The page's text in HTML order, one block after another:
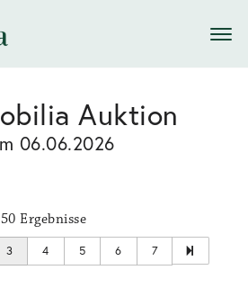
Auktion
06.06.2026
Ergebnisse
3 4 5 6 7